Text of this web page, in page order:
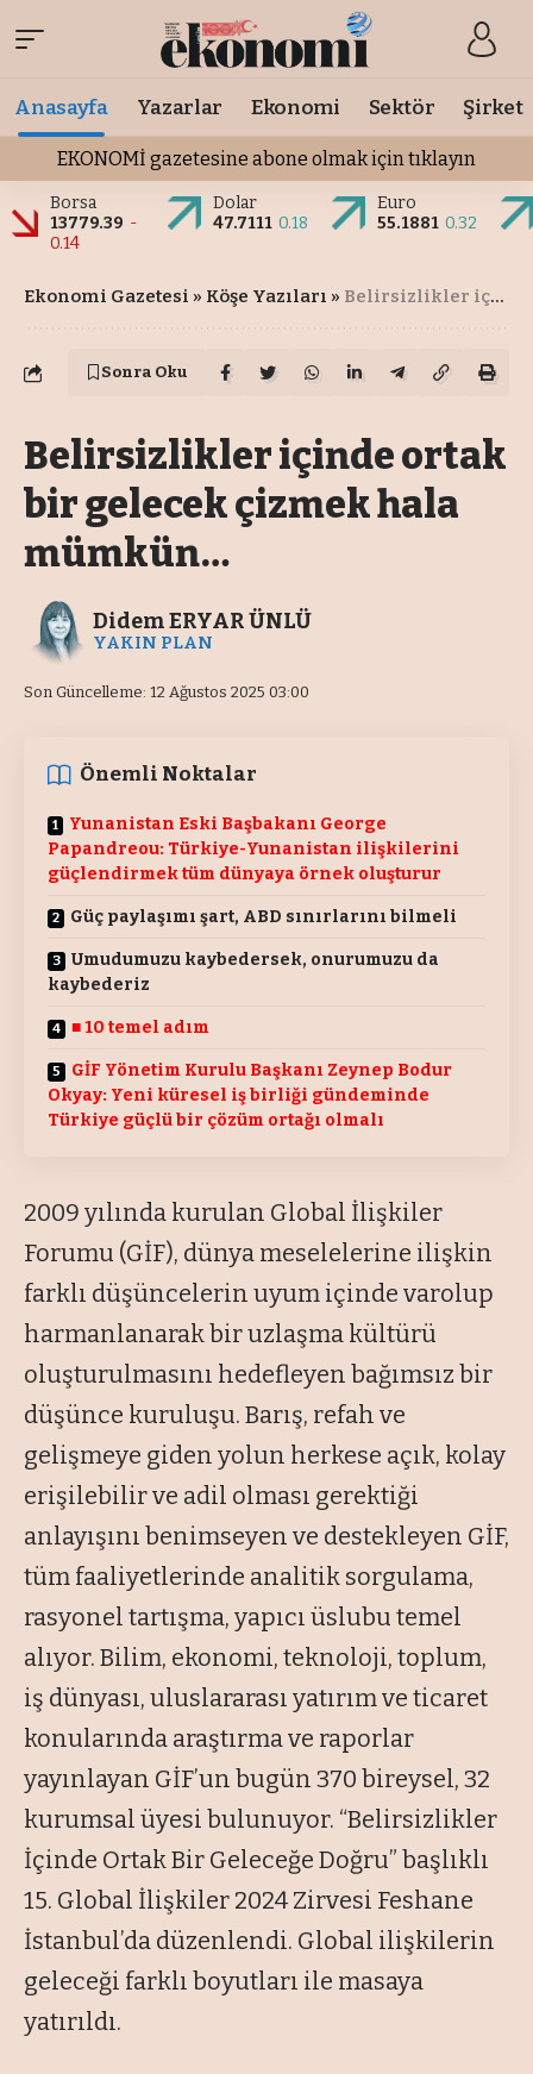
Anasayfa Yazarlar Ekonomi Sektör Şirket
EKONOMİ gazetesine abone olmak için tıklayın
Borsa
13779.39 -
0.14
Dolar
47.7111 0.18
Euro
55.1881 0.32
Ekonomi Gazetesi » Köşe Yazıları » Belirsizlikler içinde ortak bir gelecek çizmek hala mümkün…
Sonra Oku
Belirsizlikler içinde ortak
bir gelecek çizmek hala
mümkün…
Son Güncelleme: 12 Ağustos 2025 03:00
Didem ERYAR ÜNLÜ
YAKIN PLAN
Önemli Noktalar
Yunanistan Eski Başbakanı George
Papandreou: Türkiye-Yunanistan ilişkilerini
güçlendirmek tüm dünyaya örnek oluşturur
Güç paylaşımı şart, ABD sınırlarını bilmeli
Umudumuzu kaybedersek, onurumuzu da
kaybederiz
■ 10 temel adım
GİF Yönetim Kurulu Başkanı Zeynep Bodur
Okyay: Yeni küresel iş birliği gündeminde
Türkiye güçlü bir çözüm ortağı olmalı
2009 yılında kurulan Global İlişkiler
Forumu (GİF), dünya meselelerine ilişkin
farklı düşüncelerin uyum içinde varolup
harmanlanarak bir uzlaşma kültürü
oluşturulmasını hedefleyen bağımsız bir
düşünce kuruluşu. Barış, refah ve
gelişmeye giden yolun herkese açık, kolay
erişilebilir ve adil olması gerektiği
anlayışını benimseyen ve destekleyen GİF,
tüm faaliyetlerinde analitik sorgulama,
rasyonel tartışma, yapıcı üslubu temel
alıyor. Bilim, ekonomi, teknoloji, toplum,
iş dünyası, uluslararası yatırım ve ticaret
konularında araştırma ve raporlar
yayınlayan GİF’un bugün 370 bireysel, 32
kurumsal üyesi bulunuyor. “Belirsizlikler
İçinde Ortak Bir Geleceğe Doğru” başlıklı
15. Global İlişkiler 2024 Zirvesi Feshane
İstanbul’da düzenlendi. Global ilişkilerin
geleceği farklı boyutları ile masaya
yatırıldı.